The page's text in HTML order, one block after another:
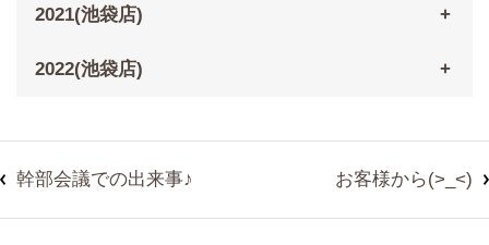
2021(池袋店)
2022(池袋店)
幹部会議での出来事♪ お客様から(>_<)